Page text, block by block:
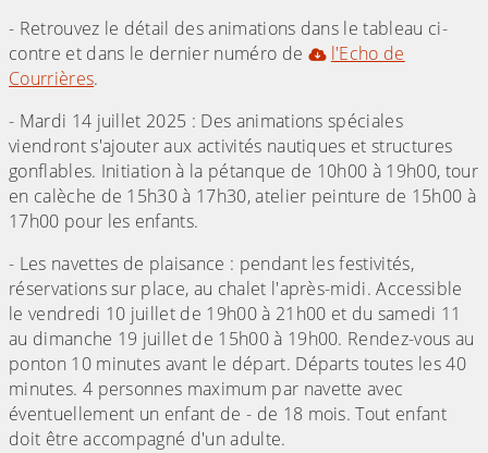
- Retrouvez le détail des animations dans le tableau ci-
contre et dans le dernier numéro de
l'Echo de
Courrières.
- Mardi 14 juillet 2025 : Des animations spéciales
viendront s'ajouter aux activités nautiques et structures
gonflables. Initiation à la pétanque de 10h00 à 19h00, tour
en calèche de 15h30 à 17h30, atelier peinture de 15h00 à
17h00 pour les enfants.
- Les navettes de plaisance : pendant les festivités,
réservations sur place, au chalet l'après-midi. Accessible
le vendredi 10 juillet de 19h00 à 21h00 et du samedi 11
au dimanche 19 juillet de 15h00 à 19h00. Rendez-vous au
ponton 10 minutes avant le départ. Départs toutes les 40
minutes. 4 personnes maximum par navette avec
éventuellement un enfant de - de 18 mois. Tout enfant
doit être accompagné d'un adulte.